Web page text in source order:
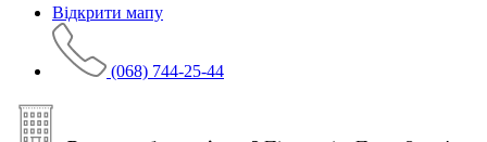
Відкрити мапу
(068) 744-25-44